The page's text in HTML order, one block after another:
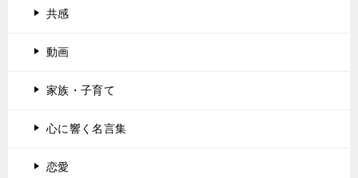
共感
動画
家族・子育て
心に響く名言集
恋愛